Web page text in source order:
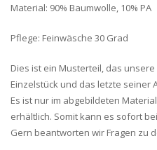
Material: 90% Baumwolle, 10% PA
Pflege: Feinwäsche 30 Grad
Dies ist ein Musterteil, das
Einzelstück und das letzte seiner
Es ist nur im abgebildeten
erhältlich. Somit kann es sofort
Gern beantworten wir Fragen zu